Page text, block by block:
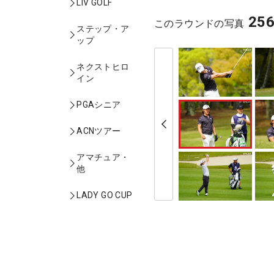
LIV GOLF
ステップ・ア
ップ
ネクストヒロ
イン
PGAシニア
ACNツアー
アマチュア・
他
LADY GO CUP
このラウンドの写真